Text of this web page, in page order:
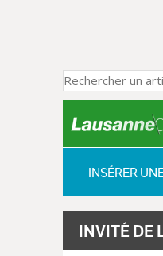
INSÉRER
INVITÉ DE